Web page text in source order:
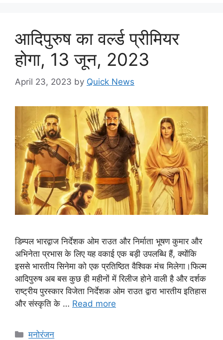
आदिपुरुष का वर्ल्ड प्रीमियर
होगा, 13 जून, 2023
April 23, 2023 by Quick News
डिम्पल भारद्वाज निर्देशक ओम राउत और निर्माता भूषण कुमार और
अभिनेता प्रभास के लिए यह वकाई एक बड़ी उपलब्धि हैं, क्योंकि
इससे भारतीय सिनेमा को एक प्रतिष्ठित वैश्विक मंच मिलेगा।फिल्म
आदिपुरुष अब बस कुछ ही महीनों में रिलीज होने वाली है और दर्शक
राष्ट्रीय पुरस्कार विजेता निर्देशक ओम राउत द्वारा भारतीय इतिहास
और संस्कृति के … Read more
मनोरंजन